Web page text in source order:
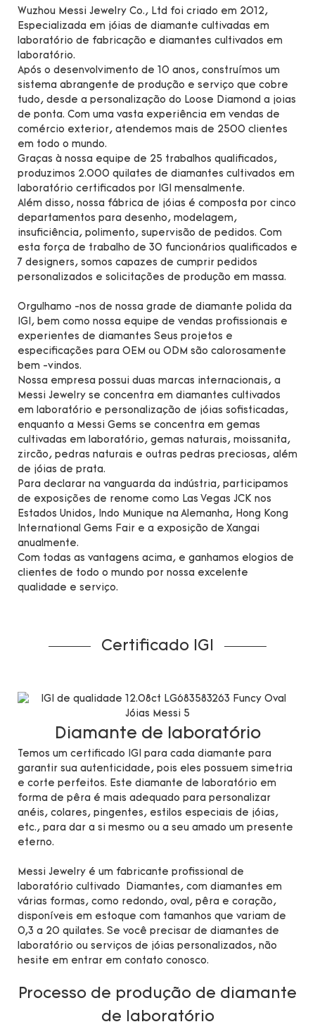
Wuzhou Messi Jewelry Co., Ltd foi criado em 2012,
Especializada em jóias de diamante cultivadas em
laboratório de fabricação e diamantes cultivados em
laboratório.
Após o desenvolvimento de 10 anos, construímos um
sistema abrangente de produção e serviço que cobre
tudo, desde a personalização do Loose Diamond a joias
de ponta. Com uma vasta experiência em vendas de
comércio exterior, atendemos mais de 2500 clientes
em todo o mundo.
Graças à nossa equipe de 25 trabalhos qualificados,
produzimos 2.000 quilates de diamantes cultivados em
laboratório certificados por IGI mensalmente.
Além disso, nossa fábrica de jóias é composta por cinco
departamentos para desenho, modelagem,
insuficiência, polimento, supervisão de pedidos. Com
esta força de trabalho de 30 funcionários qualificados e
7 designers, somos capazes de cumprir pedidos
personalizados e solicitações de produção em massa.
Orgulhamo -nos de nossa grade de diamante polida da
IGI, bem como nossa equipe de vendas profissionais e
experientes de diamantes Seus projetos e
especificações para OEM ou ODM são calorosamente
bem -vindos.
Nossa empresa possui duas marcas internacionais, a
Messi Jewelry se concentra em diamantes cultivados
em laboratório e personalização de jóias sofisticadas,
enquanto a Messi Gems se concentra em gemas
cultivadas em laboratório, gemas naturais, moissanita,
zircão, pedras naturais e outras pedras preciosas, além
de jóias de prata.
Para declarar na vanguarda da indústria, participamos
de exposições de renome como Las Vegas JCK nos
Estados Unidos, Indo Munique na Alemanha, Hong Kong
International Gems Fair e a exposição de Xangai
anualmente.
Com todas as vantagens acima, e ganhamos elogios de
clientes de todo o mundo por nossa excelente
qualidade e serviço.
Certificado IGI
Diamante de laboratório
Temos um certificado IGI para cada diamante para
garantir sua autenticidade, pois eles possuem simetria
e corte perfeitos. Este diamante de laboratório em
forma de pêra é mais adequado para personalizar
anéis, colares, pingentes, estilos especiais de jóias,
etc., para dar a si mesmo ou a seu amado um presente
eterno.
Messi Jewelry é um fabricante profissional de
laboratório cultivado Diamantes, com diamantes em
várias formas, como redondo, oval, pêra e coração,
disponíveis em estoque com tamanhos que variam de
0,3 a 20 quilates. Se você precisar de diamantes de
laboratório ou serviços de jóias personalizados, não
hesite em entrar em contato conosco.
Processo de produção de diamante
de laboratório